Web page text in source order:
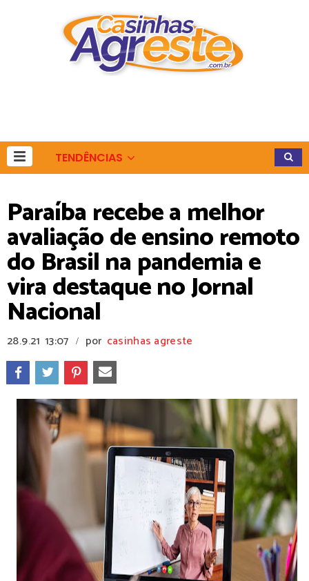
TENDÊNCIAS
Paraíba recebe a melhor
avaliação de ensino remoto
do Brasil na pandemia e
vira destaque no Jornal
Nacional
28.9.21 13:07 / por casinhas agreste